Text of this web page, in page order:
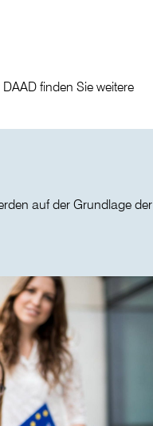
finden Sie weitere
auf der Grundlage der